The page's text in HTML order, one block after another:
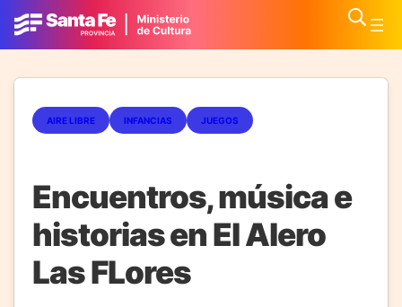
AIRE LIBRE INFANCIAS JUEGOS
Encuentros, música e
historias en El Alero
Las FLores